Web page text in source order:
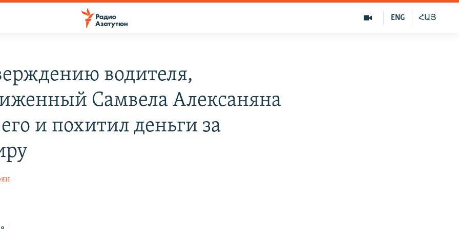
ՀԱՅ
ENG
водителя,
Самвела Алексаняна
и похитил деньги за